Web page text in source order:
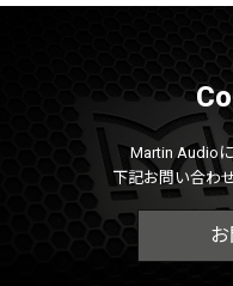
Martin Audio
下記お問い合わ